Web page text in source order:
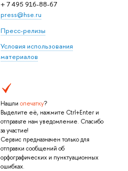
+ 7 495 916-88-67
press@hse.ru
Пресс-релизы
Условия использования
материалов
Нашли опечатку?
Выделите её, нажмите Ctrl+Enter и
отправьте нам уведомление. Спасибо
за участие!
Сервис предназначен только для
отправки сообщений об
орфографических и пунктуационных
ошибках.